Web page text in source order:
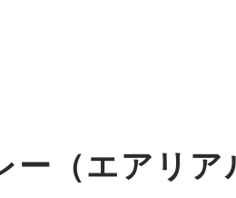
ー（エアリア